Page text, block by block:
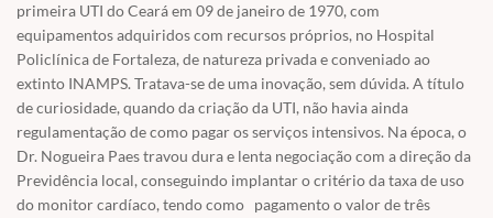
primeira UTI do Ceará em 09 de janeiro de 1970, com
equipamentos adquiridos com recursos próprios, no Hospital
Policlínica de Fortaleza, de natureza privada e conveniado ao
extinto INAMPS. Tratava-se de uma inovação, sem dúvida. A título
de curiosidade, quando da criação da UTI, não havia ainda
regulamentação de como pagar os serviços intensivos. Na época, o
Dr. Nogueira Paes travou dura e lenta negociação com a direção da
Previdência local, conseguindo implantar o critério da taxa de uso
do monitor cardíaco, tendo como pagamento o valor de três